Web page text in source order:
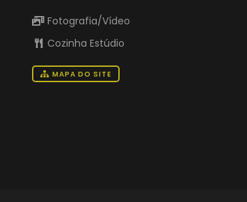
Fotografia/Vídeo
Cozinha Estúdio
MAPA DO SITE